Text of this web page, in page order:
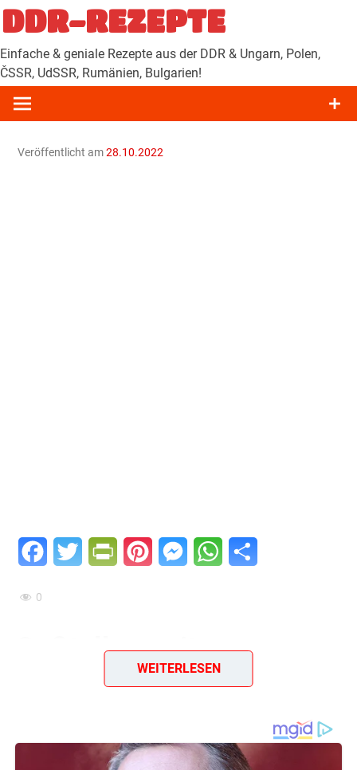
Zum
Inhalt
springen
DDR-REZEPTE
Einfache & geniale Rezepte aus der DDR & Ungarn, Polen,
ČSSR, UdSSR, Rumänien, Bulgarien!
Veröffentlicht am28.10.2022
FacebookTwitter PrintFriendly
PinterestMessengerWhatsApp
0
Gußtalken mit saurer
Sahne (fein)
Ein einfaches & geniales Rezept aus dem Jahr 1961
WEITERLESEN